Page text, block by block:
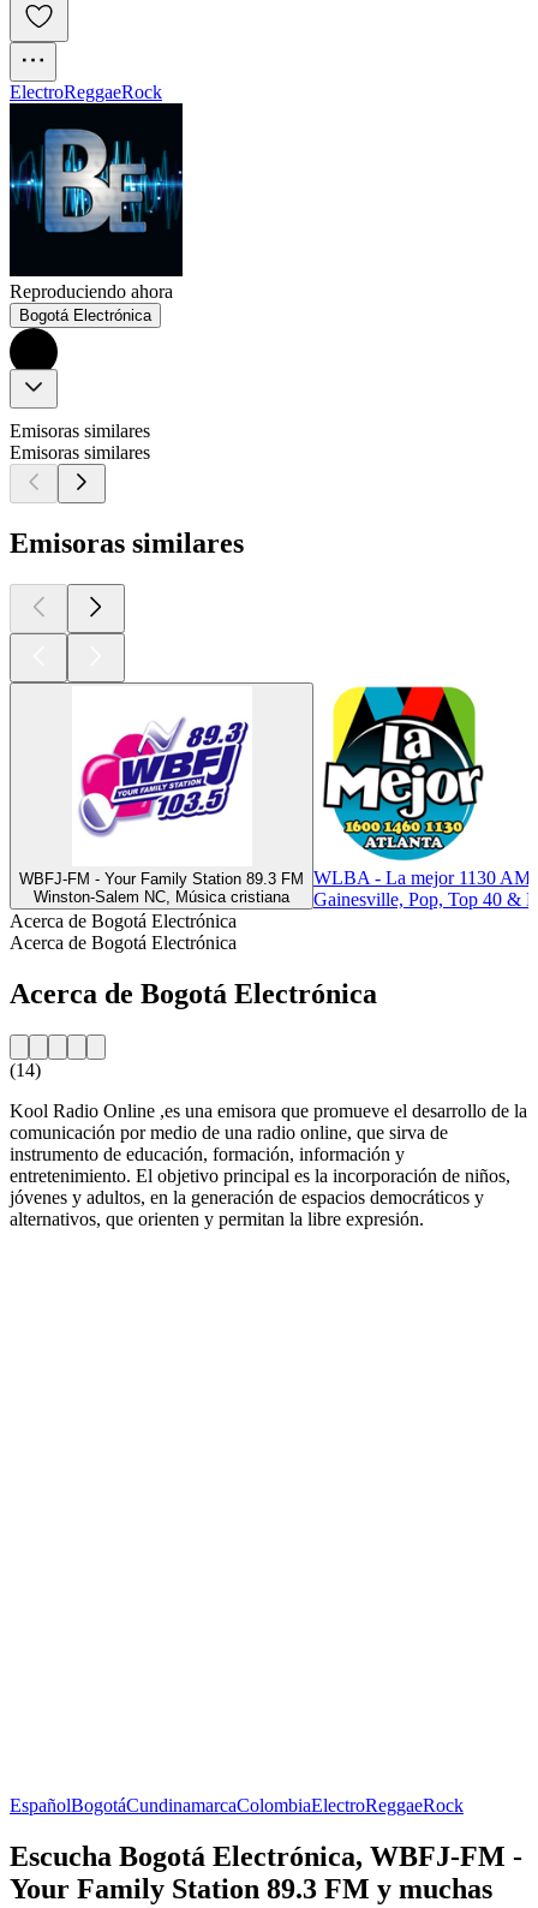
ElectroReggaeRock
Reproduciendo ahora
Bogotá Electrónica
Emisoras similares
Emisoras similares
Emisoras similares
WBFJ-FM - Your Family Station 89.3 FM
Winston-Salem NC, Música cristiana
WLBA - La mejor 1130 AM
Gainesville, Pop, Top 40 &
Acerca de Bogotá Electrónica
Acerca de Bogotá Electrónica
Acerca de Bogotá Electrónica
(14)
Kool Radio Online ,es una emisora que promueve el desarrollo de la
comunicación por medio de una radio online, que sirva de
instrumento de educación, formación, información y
entretenimiento. El objetivo principal es la incorporación de niños,
jóvenes y adultos, en la generación de espacios democráticos y
alternativos, que orienten y permitan la libre expresión.
EspañolBogotáCundinamarcaColombiaElectroReggaeRock
Escucha Bogotá Electrónica, WBFJ-FM -
Your Family Station 89.3 FM y muchas